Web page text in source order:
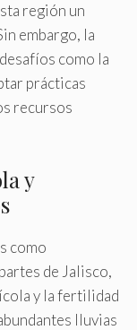
región un
embargo, la
como la
prácticas
recursos
y
como
de Jalisco,
y la fertilidad
lluvias